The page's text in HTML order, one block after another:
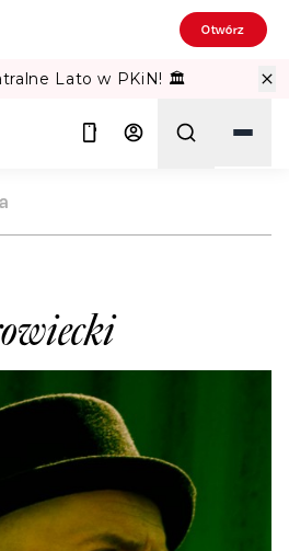
Otwórz
Lato w PKiN! 🏛️
ŁUKASZ BOROWIECKI